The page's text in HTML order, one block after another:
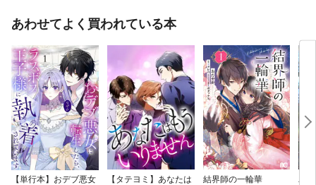
あわせてよく買われている本
【単行本】おデブ悪女
【タテヨミ】あなたは
結界師の一輪華
バ